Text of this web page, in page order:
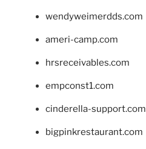
wendyweimerdds.com
ameri-camp.com
hrsreceivables.com
empconst1.com
cinderella-support.com
bigpinkrestaurant.com